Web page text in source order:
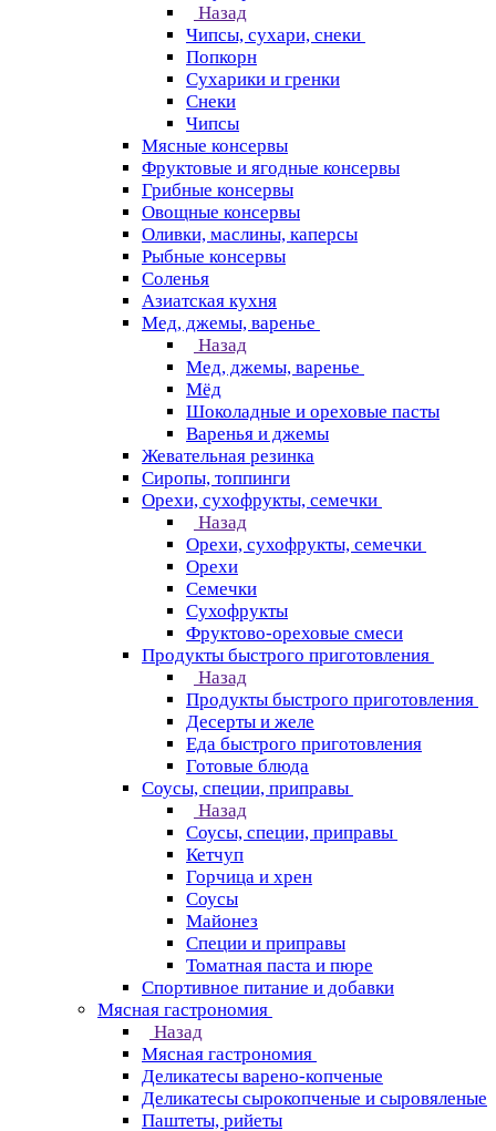
Назад
Чипсы, сухари, снеки
Попкорн
Сухарики и гренки
Снеки
Чипсы
Мясные консервы
Фруктовые и ягодные консервы
Грибные консервы
Овощные консервы
Оливки, маслины, каперсы
Рыбные консервы
Соленья
Азиатская кухня
Мед, джемы, варенье
Назад
Мед, джемы, варенье
Мёд
Шоколадные и ореховые пасты
Варенья и джемы
Жевательная резинка
Сиропы, топпинги
Орехи, сухофрукты, семечки
Назад
Орехи, сухофрукты, семечки
Орехи
Семечки
Сухофрукты
Фруктово-ореховые смеси
Продукты быстрого приготовления
Назад
Продукты быстрого приготовления
Десерты и желе
Еда быстрого приготовления
Готовые блюда
Соусы, специи, приправы
Назад
Соусы, специи, приправы
Кетчуп
Горчица и хрен
Соусы
Майонез
Специи и приправы
Томатная паста и пюре
Спортивное питание и добавки
Мясная гастрономия
Назад
Мясная гастрономия
Деликатесы варено-копченые
Деликатесы сырокопченые и сыровяленые
Паштеты, рийеты